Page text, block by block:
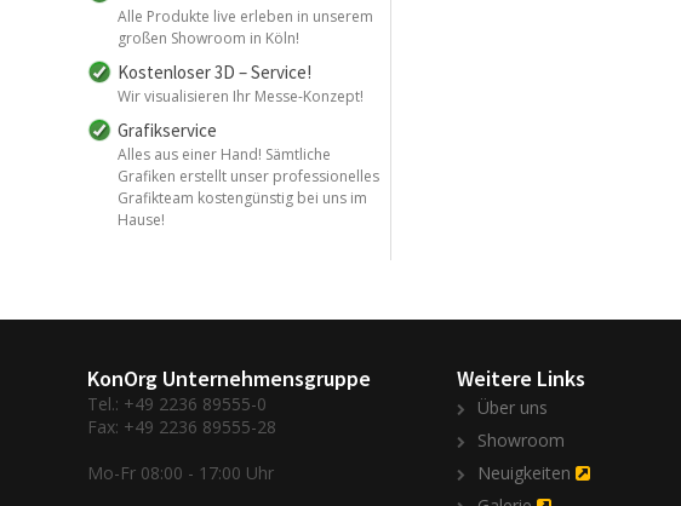
Alle Produkte live erleben in unserem
großen Showroom in Köln!
Kostenloser 3D – Service!
Wir visualisieren Ihr Messe-Konzept!
Grafikservice
Alles aus einer Hand! Sämtliche
Grafiken erstellt unser professionelles
Grafikteam kostengünstig bei uns im
Hause!
KonOrg Unternehmensgruppe
Tel.: +49 2236 89555-0
Fax: +49 2236 89555-28
Mo-Fr 08:00 - 17:00 Uhr
Weitere Links
Über uns
Showroom
Neuigkeiten